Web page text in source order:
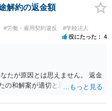
」とのことですが、「物理的に
なぜ「物理的にできない開発」
す。 もし、「物理的にできな
された納期では間に合わない」
理的にできない」が、そもそも
えば、タイムマシンを作るとい
になる可能性があります。 いず
「物理的にできない」部分を除
解約の返金額
#労働・雇用契約違反 #学校法人
役にたった 4
たが原因とは思えません。 返金
の和解案が適切と思います。